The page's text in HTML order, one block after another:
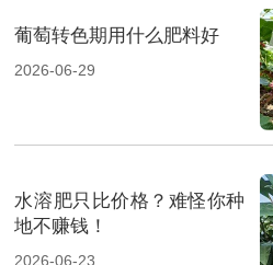
葡萄转色期用什么肥料好
2026-06-29
水溶肥只比价格？难怪你种
地不赚钱！
2026-06-23